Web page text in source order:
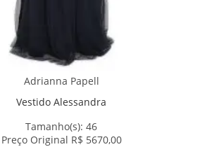
Adrianna Papell
Vestido Alessandra
Tamanho(s): 46
Preço Original R$ 5670,00